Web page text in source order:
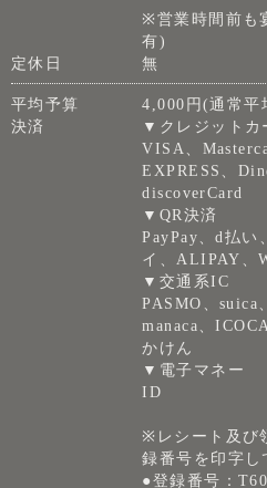
※営業時間前も
有)
定休日
無
平均予算
4,000円(通常平
決済
▼クレジットカ
VISA、
EXPRESS、
discoverCard
▼QR決済
PayPay、d払い
イ、ALIPAY、
▼交通系IC
PASMO、suica
manaca、
かけん
▼電子マネー
ID
※レシート及び
録番号を印字し
●登録番号：